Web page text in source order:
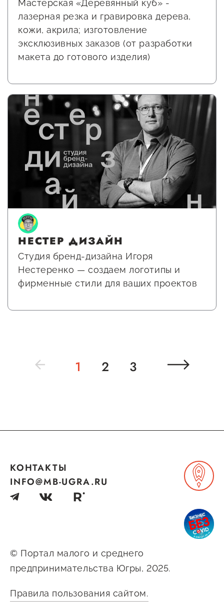
Мастерская «Деревянный куб» -
лазерная резка и гравировка дерева,
кожи, акрила; изготовление
эксклюзивных заказов (от разработки
макета до готового изделия)
НЕСТЕР ДИЗАЙН
Студия бренд-дизайна Игоря
Нестеренко — cоздаем логотипы и
фирменные стили для ваших проектов
1 2 3
© Портал малого и среднего
предпринимательства Югры, 2025.
Правила пользования сайтом.
КОНТАКТЫ
INFO@MB-UGRA.RU